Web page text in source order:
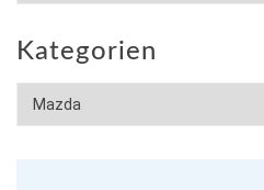
Kategorien